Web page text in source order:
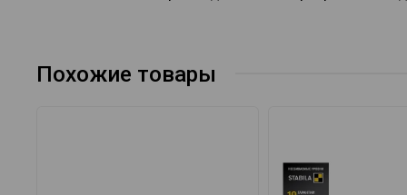
Похожие товары